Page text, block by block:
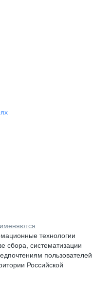
технологии
сбора, систематизации
пользователей
Российской